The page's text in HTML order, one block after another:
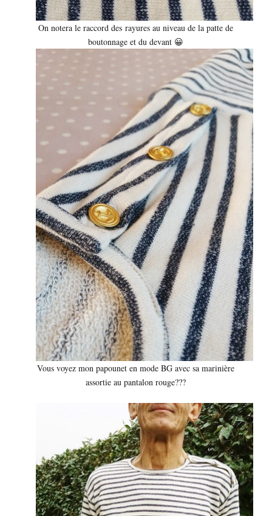
On notera le raccord des rayures au niveau de la patte de
boutonnage et du devant 😀
Vous voyez mon papounet en mode BG avec sa marinière
assortie au pantalon rouge???